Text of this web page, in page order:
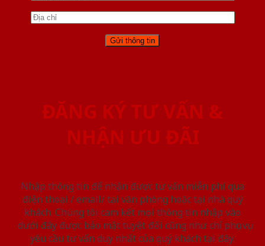
ĐĂNG KÝ TƯ VẤN &
NHẬN ƯU ĐÃI
Nhập thông tin để nhận được tư vấn miễn phí qua
điện thoại / email/ tại văn phòng hoặc tại nhà quý
khách. Chúng tôi cam kết mọi thông tin nhập vào
dưới đây được bảo mật tuyệt đối cũng như chỉ phục vụ
yêu cầu tư vấn duy nhất của quý khách tại đây.